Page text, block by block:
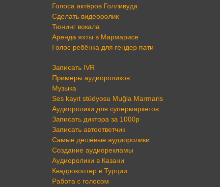
Голоса актёров Голливуда
Сделать видеоролик
Тюнинг вокала
Аренда яхты в Мармарисе
Голос ребёнка для гендер пати
Записать IVR
Примеры аудиороликов
Музыка
Ses kayıt stüdyosu Muğla Marmaris
Аудиоролики для супермаркетов
Записать диктора за 1000р
Записать автоответчик
Самые дешёвые аудиоролики
Создание аудиорекламы
Аудиоролики в Казани
Квадрокоптер в Турции
Работа с голосом